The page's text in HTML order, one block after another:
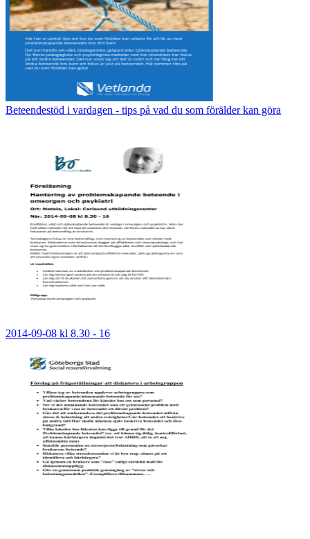
Beteendestöd i vardagen - tips på vad du som förälder kan göra
2014-09-08 kl 8.30 - 16